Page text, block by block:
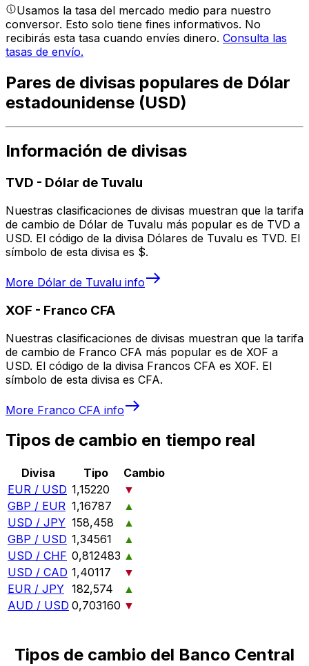
Usamos la tasa del mercado medio para nuestro
conversor. Esto solo tiene fines informativos. No
recibirás esta tasa cuando envíes dinero. Consulta las
tasas de envío.
Pares de divisas populares de Dólar
estadounidense (USD)
Información de divisas
TVD - Dólar de Tuvalu
Nuestras clasificaciones de divisas muestran que la tarifa
de cambio de Dólar de Tuvalu más popular es de TVD a
USD. El código de la divisa Dólares de Tuvalu es TVD. El
símbolo de esta divisa es $.
More Dólar de Tuvalu info
XOF - Franco CFA
Nuestras clasificaciones de divisas muestran que la tarifa
de cambio de Franco CFA más popular es de XOF a
USD. El código de la divisa Francos CFA es XOF. El
símbolo de esta divisa es CFA.
More Franco CFA info
Tipos de cambio en tiempo real
Divisa Tipo
Cambio
EUR / USD 1,15220
▼
GBP / EUR 1,16787
▲
USD / JPY 158,458
▲
GBP / USD 1,34561
▲
USD / CHF 0,812483 ▲
USD / CAD 1,40117
▼
EUR / JPY 182,574
▲
AUD / USD 0,703160 ▼
Tipos de cambio del Banco Central